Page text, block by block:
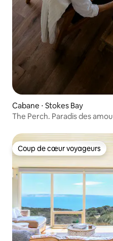
Cabane ⋅ Stokes Bay
The Perch. Paradis
Coup de cœur voyageurs
Coup de cœur voyageurs